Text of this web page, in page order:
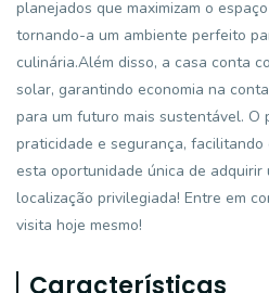
planejados que maximizam o
tornando-a um ambiente perfeito
culinária.Além disso, a casa conta
solar, garantindo economia na
para um futuro mais sustentável. O
praticidade e segurança, facilitando
esta oportunidade única de adquirir
localização privilegiada! Entre em
visita hoje mesmo!
Características